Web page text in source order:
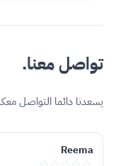
تواصل معنا.
يسعدنا دائما التواصل
Reema